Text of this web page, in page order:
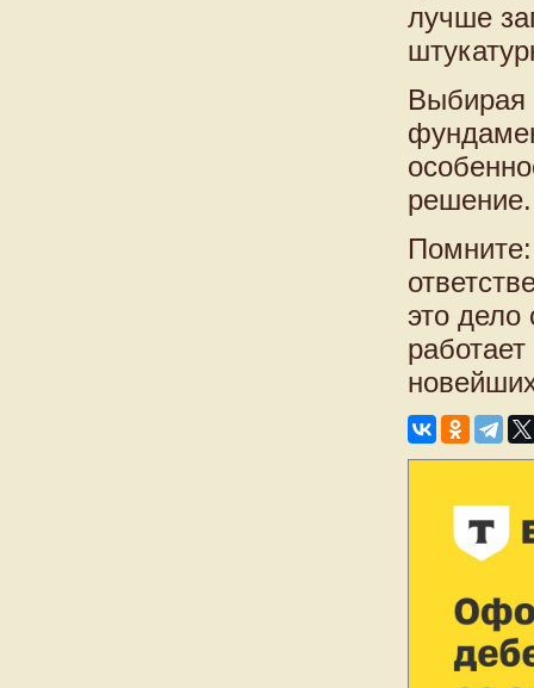
лучше
Выбирая
решение.
это дело